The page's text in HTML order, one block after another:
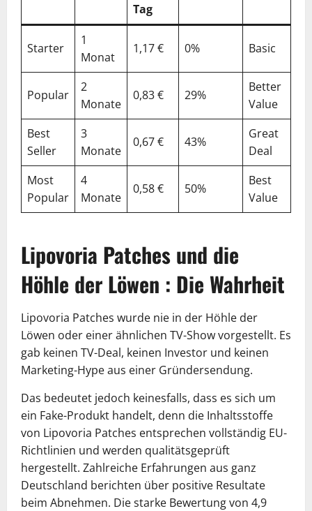
Tag
Starter
1
Monat
1,17 € 0% Basic
Popular
2
Monate
0,83 € 29%
Better
Value
Best
Seller
3
Monate
0,67 € 43%
Great
Deal
Most
Popular
4
Monate
0,58 € 50%
Best
Value
Lipovoria Patches und die
Höhle der Löwen : Die Wahrheit
Lipovoria Patches wurde nie in der Höhle der
Löwen oder einer ähnlichen TV-Show vorgestellt. Es
gab keinen TV-Deal, keinen Investor und keinen
Marketing-Hype aus einer Gründersendung.
Das bedeutet jedoch keinesfalls, dass es sich um
ein Fake-Produkt handelt, denn die Inhaltsstoffe
von Lipovoria Patches entsprechen vollständig EU-
Richtlinien und werden qualitätsgeprüft
hergestellt. Zahlreiche Erfahrungen aus ganz
Deutschland berichten über positive Resultate
beim Abnehmen. Die starke Bewertung von 4,9